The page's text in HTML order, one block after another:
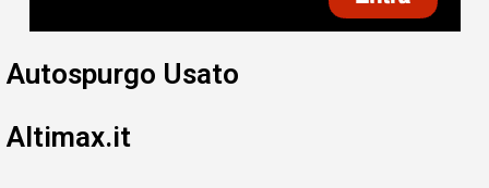
Autospurgo Usato
Altimax.it